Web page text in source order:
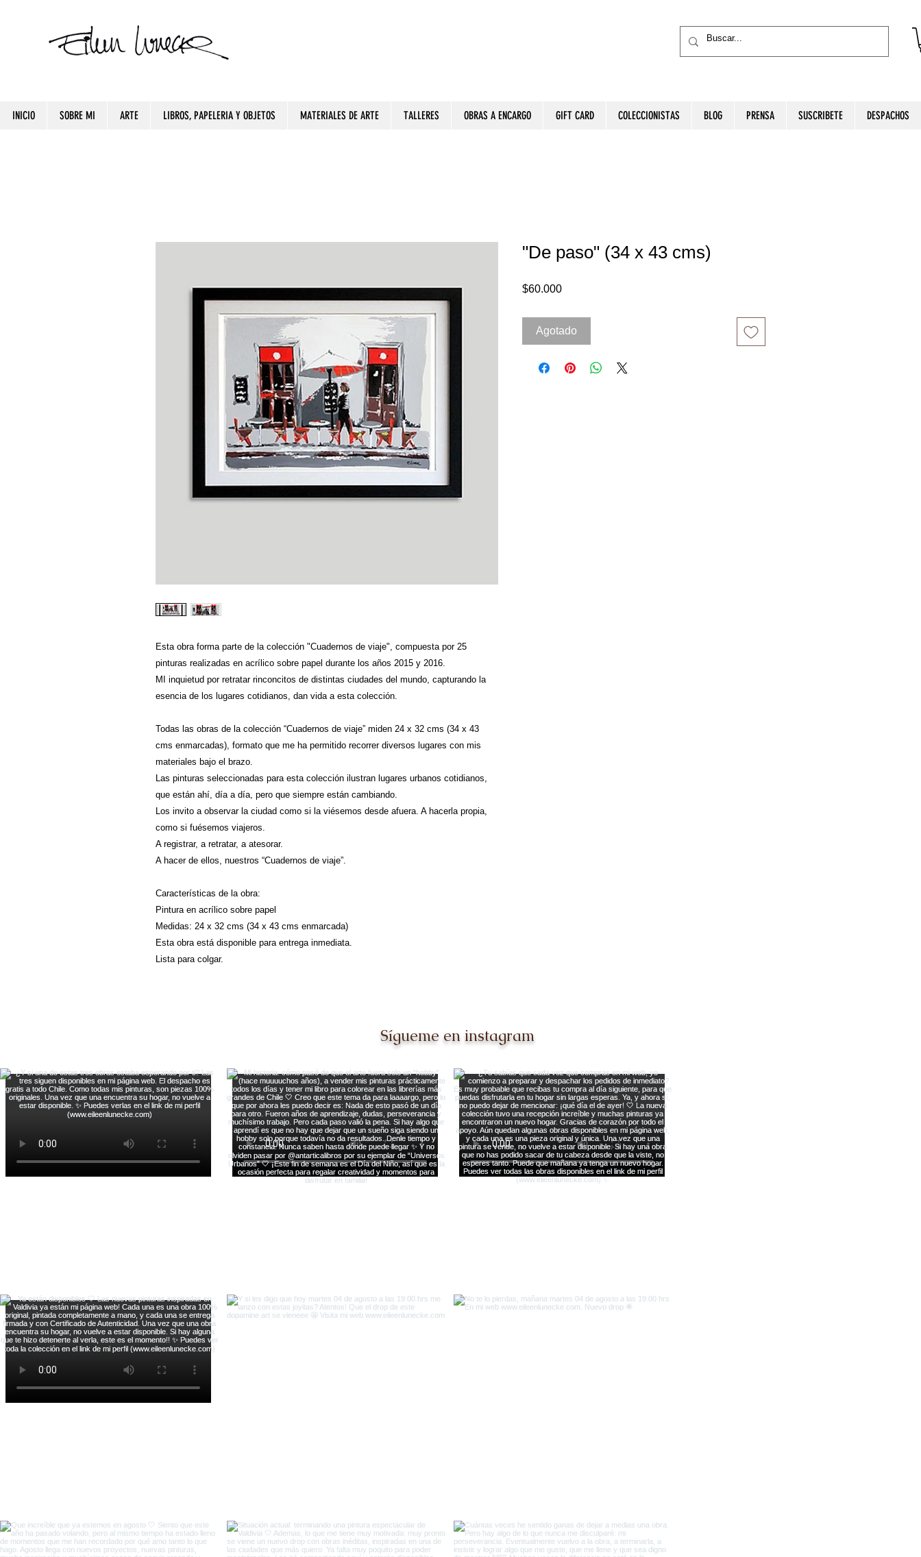
INICIO SOBRE MI ARTE LIBROS, PAPELERIA Y OBJETOS MATERIALES DE ARTE TALLERES OBRAS A ENCARGO GIFT CARD COLECCIONISTAS BLOG PRENSA SUSCRIBETE DESPACHOS
Esta obra forma parte de la colección "Cuadernos de viaje", compuesta por 25
pinturas realizadas en acrílico sobre papel durante los años 2015 y 2016.
MI inquietud por retratar rinconcitos de distintas ciudades del mundo, capturando la
esencia de los lugares cotidianos, dan vida a esta colección.
Todas las obras de la colección “Cuadernos de viaje” miden 24 x 32 cms (34 x 43
cms enmarcadas), formato que me ha permitido recorrer diversos lugares con mis
materiales bajo el brazo.
Las pinturas seleccionadas para esta colección ilustran lugares urbanos cotidianos,
que están ahí, día a día, pero que siempre están cambiando.
Los invito a observar la ciudad como si la viésemos desde afuera. A hacerla propia,
como si fuésemos viajeros.
A registrar, a retratar, a atesorar.
A hacer de ellos, nuestros “Cuadernos de viaje”.
Características de la obra:
Pintura en acrílico sobre papel
Medidas: 24 x 32 cms (34 x 43 cms enmarcada)
Esta obra está disponible para entrega inmediata.
Lista para colgar.
"De paso" (34 x 43 cms)
$60.000Precio
Agotado
Sígueme en instagram